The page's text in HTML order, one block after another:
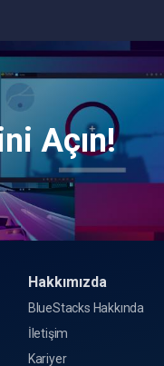
Açın!
Hakkımızda
BlueStacks Hakkında
İletişim
Kariyer